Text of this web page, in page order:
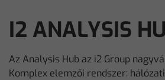
I2 ANALYSIS
Az Analysis Hub az i2 Group
Komplex elemzői rendszer: